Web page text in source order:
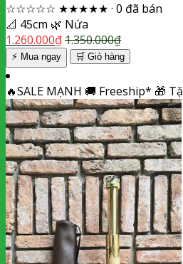
☆☆☆☆☆ ★★★★★ · 0 đã bán
📐 45cm 🌿 Nứa
1.260.000₫1.350.000₫
⚡ Mua ngay 🛒 Giỏ hàng
🔥SALE MẠNH 🚚 Freeship* 🎁